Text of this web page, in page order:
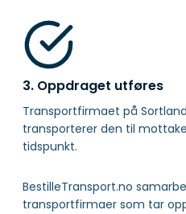
3. Oppdraget utføres
Transportfirmaet på
transporterer den til
tidspunkt.
BestilleTransport.no
transportfirmaer som tar